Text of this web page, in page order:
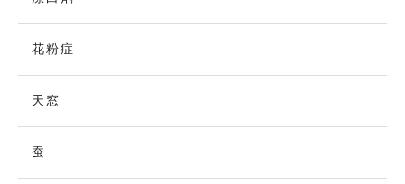
花粉症
天窓
蚕